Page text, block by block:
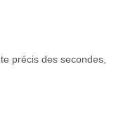
précis des secondes,